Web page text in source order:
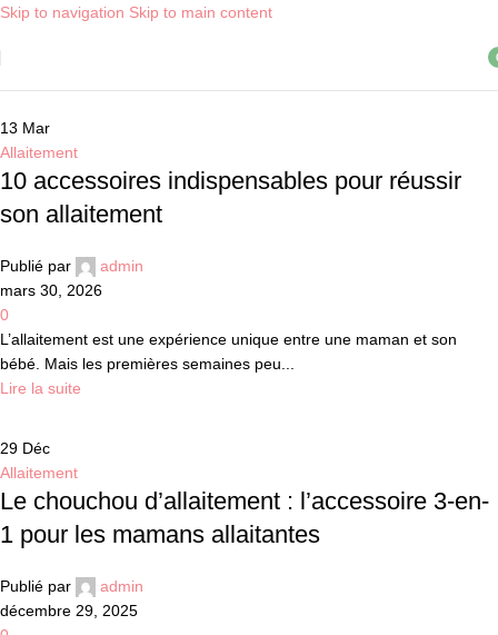
Skip to navigation Skip to main content
13 Mar
Allaitement
10 accessoires indispensables pour réussir
son allaitement
Publié par
admin
mars 30, 2026
0
L’allaitement est une expérience unique entre une maman et son
bébé. Mais les premières semaines peu...
Lire la suite
29 Déc
Allaitement
Le chouchou d’allaitement : l’accessoire 3-en-
1 pour les mamans allaitantes
Publié par
admin
décembre 29, 2025